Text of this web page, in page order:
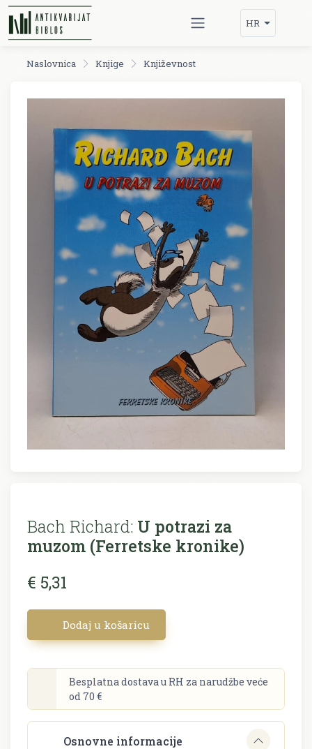
HR
Naslovnica Knjige Književnost
Bach Richard: U potrazi za
muzom (Ferretske kronike)
€ 5,31
Dodaj u košaricu
Besplatna dostava u RH za narudžbe veće
od 70 €
Osnovne informacije